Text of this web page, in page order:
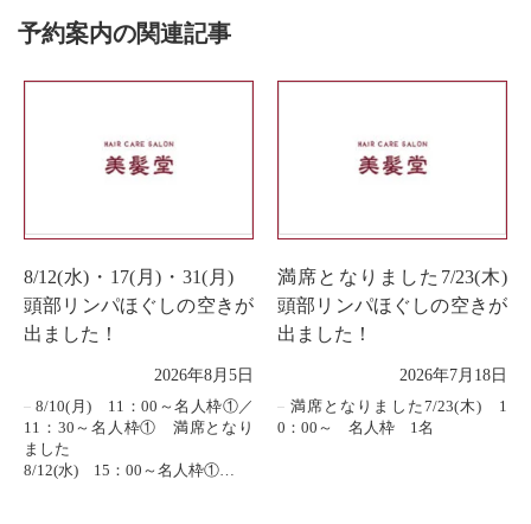
予約案内の関連記事
8/12(水)・17(月)・31(月)
頭部リンパほぐしの空きが
出ました！
2026年8月5日
8/10(月) 11：00～名人枠①／
11：30～名人枠① 満席となり
ました
8/12(水) 15：00～名人枠①
満席となりました7/23(木)
頭部リンパほぐしの空きが
出ました！
2026年7月18日
満席となりました7/23(木) 1
0：00～ 名人枠 1名